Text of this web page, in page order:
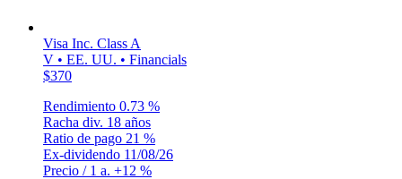
Visa Inc. Class A
V • EE. UU. • Financials
$370
Rendimiento 0.73 %
Racha div. 18 años
Ratio de pago 21 %
Ex-dividendo 11/08/26
Precio / 1 a. +12 %